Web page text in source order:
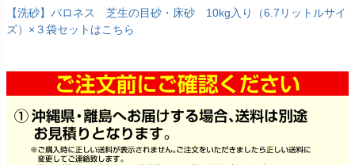
【洗砂】バロネス 芝生の目砂・床砂 10kg入り（6.7リットルサイ
ズ）×３袋セットはこちら